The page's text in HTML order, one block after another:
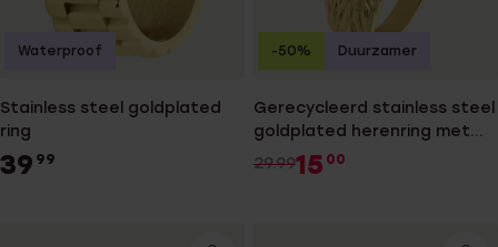
Stainless steel goldplated
ring
39 99
Waterproof
Gerecycleerd stainless steel
goldplated herenring met
leeuwenkop
29.9915 00
-50% Duurzamer